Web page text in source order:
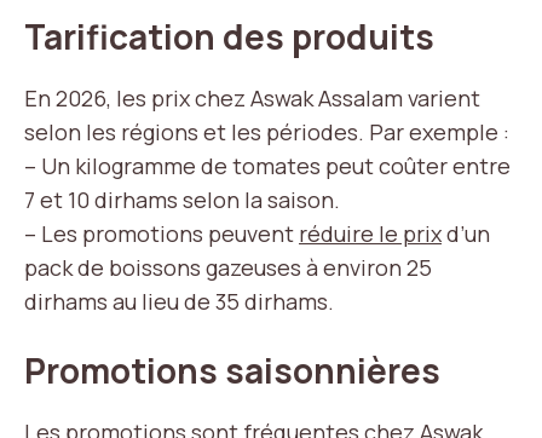
Tarification des produits
En 2026, les prix chez Aswak Assalam varient
selon les régions et les périodes. Par exemple :
– Un kilogramme de tomates peut coûter entre
7 et 10 dirhams selon la saison.
– Les promotions peuvent réduire le prixd’un
pack de boissons gazeuses à environ 25
dirhams au lieu de 35 dirhams.
Promotions saisonnières
Les promotions sont fréquentes chez Aswak